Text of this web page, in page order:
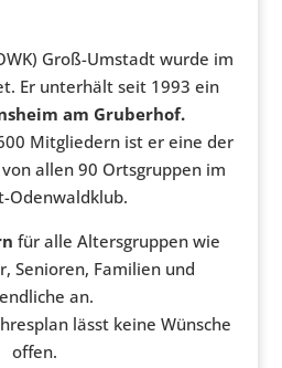
Groß-Umstadt wurde im
Er unterhält seit 1993 ein
am Gruberhof.
Mitgliedern ist er eine der
allen 90 Ortsgruppen im
Odenwaldklub.
für alle Altersgruppen wie
Senioren, Familien und
an.
lässt keine Wünsche
offen.